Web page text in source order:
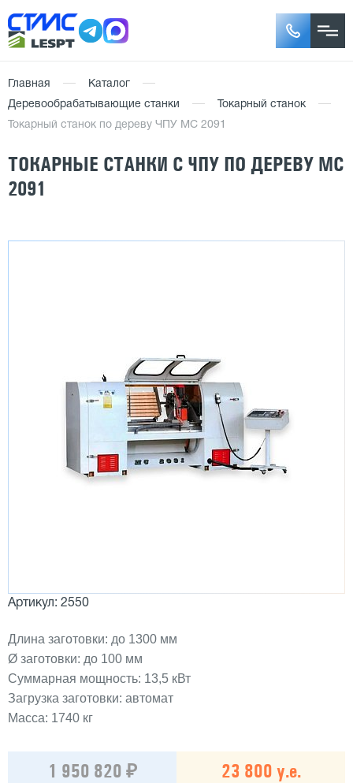
Главная
Каталог
Деревообрабатывающие станки
Токарный станок
Токарный станок по дереву ЧПУ MC 2091
ТОКАРНЫЕ СТАНКИ С ЧПУ ПО ДЕРЕВУ MC
2091
Артикул: 2550
Длина заготовки: до 1300 мм
Ø заготовки: до 100 мм
Суммарная мощность: 13,5 кВт
Загрузка заготовки: автомат
Масса: 1740 кг
1 950 820 ₽ 23 800 у.е.